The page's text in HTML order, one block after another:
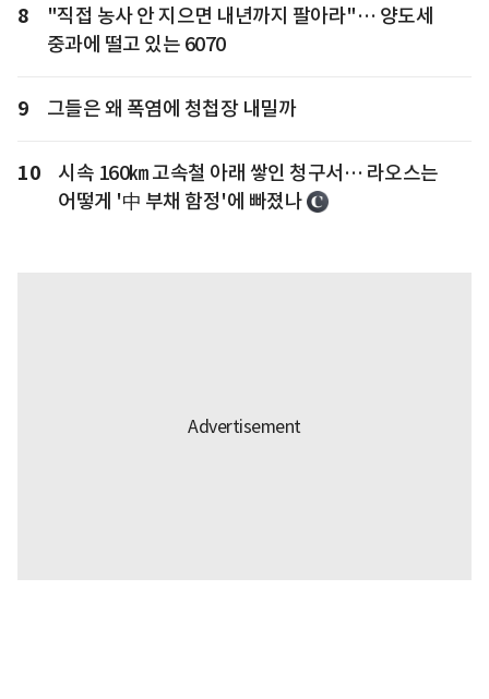
8
"직접 농사 안 지으면 내년까지 팔아라"… 양도세
중과에 떨고 있는 6070
9 그들은 왜 폭염에 청첩장 내밀까
10
시속 160㎞ 고속철 아래 쌓인 청구서… 라오스는
어떻게 '中 부채 함정'에 빠졌나